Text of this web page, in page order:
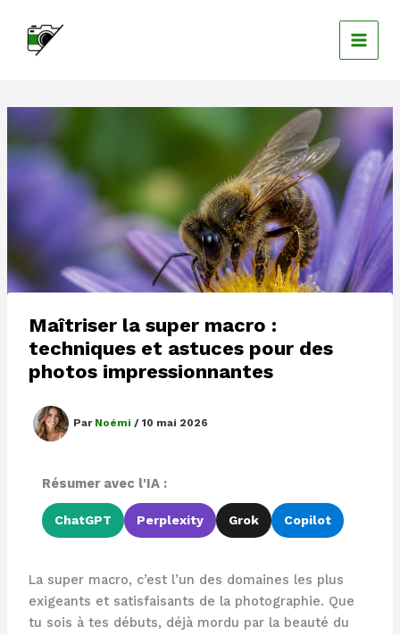
contenu
Maîtriser la super macro :
techniques et astuces pour des
photos impressionnantes
Par Noémi / 10 mai 2026
Résumer avec l'IA :
ChatGPT Perplexity Grok Copilot
La super macro, c’est l’un des domaines les plus
exigeants et satisfaisants de la photographie. Que
tu sois à tes débuts, déjà mordu par la beauté du